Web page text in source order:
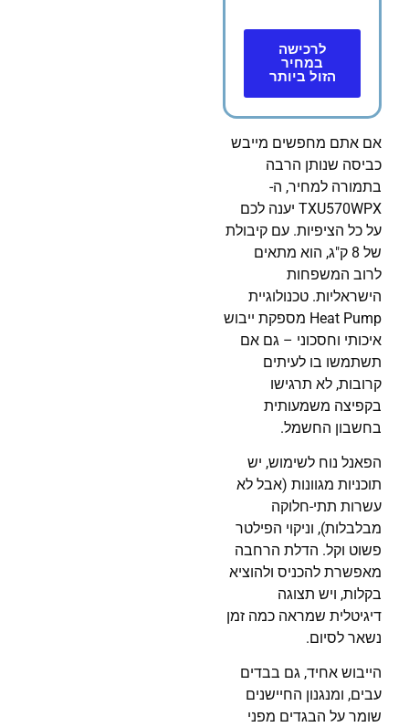
לרכישה
במחיר
הזול ביותר
אם אתם מחפשים מייבש
כביסה שנותן הרבה
בתמורה למחיר, ה-
TXU570WPX יענה לכם
על כל הציפיות. עם קיבולת
של 8 ק"ג, הוא מתאים
לרוב המשפחות
הישראליות. טכנולוגיית
Heat Pump מספקת ייבוש
איכותי וחסכוני – גם אם
תשתמשו בו לעיתים
קרובות, לא תרגישו
בקפיצה משמעותית
בחשבון החשמל.
הפאנל נוח לשימוש, יש
תוכניות מגוונות (אבל לא
עשרות תתי-חלוקה
מבלבלות), וניקוי הפילטר
פשוט וקל. הדלת הרחבה
מאפשרת להכניס ולהוציא
בקלות, ויש תצוגה
דיגיטלית שמראה כמה זמן
נשאר לסיום.
הייבוש אחיד, גם בבדים
עבים, ומנגנון החיישנים
שומר על הבגדים מפני